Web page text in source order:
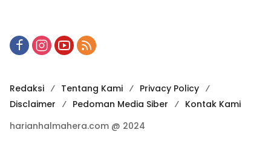
Redaksi Tentang Kami
Privacy Policy
Disclaimer
Pedoman Media Siber
Kontak Kami
harianhalmahera.com @ 2024